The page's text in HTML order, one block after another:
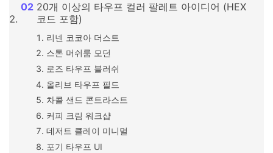
20개 이상의 타우프 컬러 팔레트 아이디어 (HEX
코드 포함)
리넨 코코아 더스트
스톤 머쉬룸 모던
로즈 타우프 블러쉬
올리브 타우프 필드
차콜 샌드 콘트라스트
커피 크림 워크샵
데저트 클레이 미니멀
포기 타우프 UI